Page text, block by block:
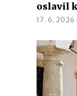
oslavil
17. 6. 2026 ·